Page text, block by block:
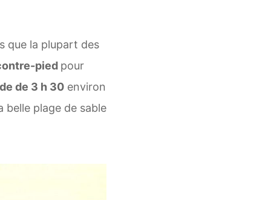
que la plupart des
pied pour
de 3 h 30 environ
belle plage de sable